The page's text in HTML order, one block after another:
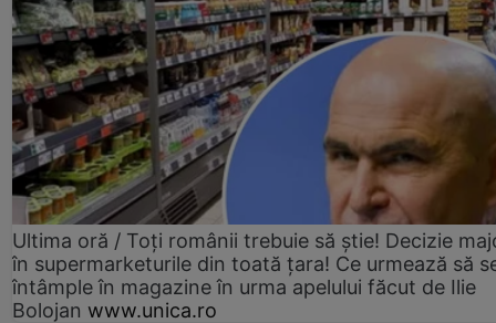
Ultima oră / Toți românii trebuie să știe! Decizie
în supermarketurile din toată țara! Ce urmează să
întâmple în magazine în urma apelului făcut de Ilie
Bolojan www.unica.ro